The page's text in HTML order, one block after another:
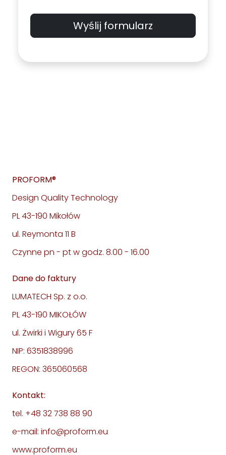
Wyślij formularz
PROFORM®
Design Quality Technology
PL 43-190 Mikołów
ul. Reymonta 11 B
Czynne pn - pt w godz. 8.00 - 16.00
Dane do faktury
LUMATECH Sp. z o.o.
PL 43-190 MIKOŁÓW
ul. Żwirki i Wigury 65 F
NIP: 6351838996
REGON: 365060568
Kontakt:
tel. +48 32 738 88 90
e-mail: info@proform.eu
www.proform.eu